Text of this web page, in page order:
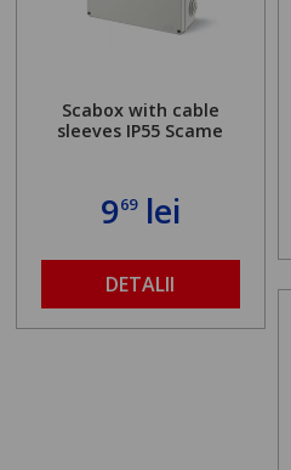
Scabox with cable
sleeves IP55 Scame
969lei
DETALII